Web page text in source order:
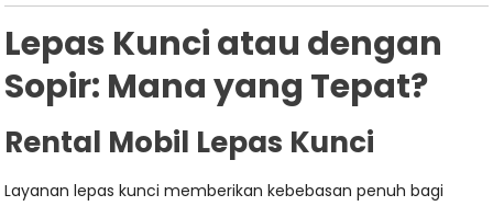
Lepas Kunci atau dengan
Sopir: Mana yang Tepat?
Rental Mobil Lepas Kunci
Layanan lepas kunci memberikan kebebasan penuh bagi